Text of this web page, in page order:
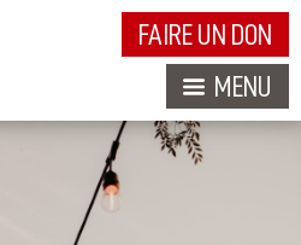
FAIRE UN DON
MENU